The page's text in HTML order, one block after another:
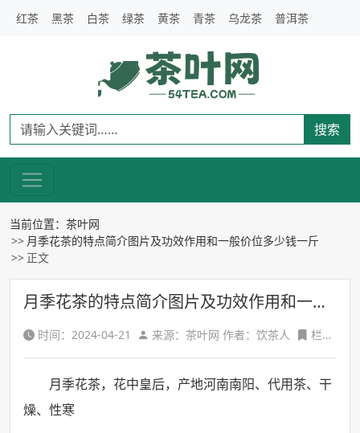
红茶 黑茶 白茶 绿茶 黄茶 青茶 乌龙茶 普洱茶
搜索
当前位置： 茶叶网
月季花茶的特点简介图片及功效作用和一般价位多少钱一斤
正文
月季花茶的特点简介图片及功效作用和一般价位多少钱一斤
时间：2024-04-21 来源：茶叶网 作者：饮茶人 栏目：茶叶种类
月季花茶，花中皇后，产地河南南阳、代用茶、干
燥、性寒